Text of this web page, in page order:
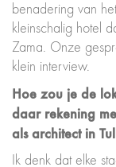
benadering van
kleinschalig hotel
Zama. Onze
klein interview.
Hoe zou je de
daar rekening
als architect in
Ik denk dat elke